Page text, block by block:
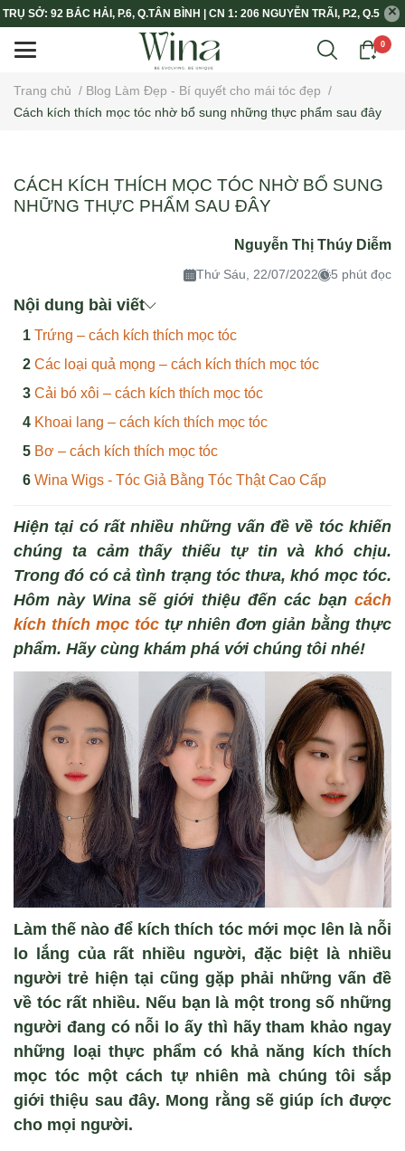
TRỤ SỞ: 92 BẮC HẢI, P.6, Q.TÂN BÌNH | CN 1: 206 NGUYỄN TRÃI, P.2, Q.5
0
Trang chủ / Blog Làm Đẹp - Bí quyết cho mái tóc đẹp /
Cách kích thích mọc tóc nhờ bổ sung những thực phẩm sau đây
CÁCH KÍCH THÍCH MỌC TÓC NHỜ BỔ SUNG
NHỮNG THỰC PHẨM SAU ĐÂY
Nguyễn Thị Thúy Diễm
Thứ Sáu, 22/07/2022 5 phút đọc
Nội dung bài viết
Trứng – cách kích thích mọc tóc
Các loại quả mọng – cách kích thích mọc tóc
Cải bó xôi – cách kích thích mọc tóc
Khoai lang – cách kích thích mọc tóc
Bơ – cách kích thích mọc tóc
Wina Wigs - Tóc Giả Bằng Tóc Thật Cao Cấp
Hiện tại có rất nhiều những vấn đề về tóc khiến
chúng ta cảm thấy thiếu tự tin và khó chịu.
Trong đó có cả tình trạng tóc thưa, khó mọc tóc.
Hôm này Wina sẽ giới thiệu đến các bạn cách
kích thích mọc tóc tự nhiên đơn giản bằng thực
phẩm. Hãy cùng khám phá với chúng tôi nhé!
Làm thế nào để kích thích tóc mới mọc lên là nỗi
lo lắng của rất nhiều người, đặc biệt là nhiều
người trẻ hiện tại cũng gặp phải những vấn đề
về tóc rất nhiều. Nếu bạn là một trong số những
người đang có nỗi lo ấy thì hãy tham khảo ngay
những loại thực phẩm có khả năng kích thích
mọc tóc một cách tự nhiên mà chúng tôi sắp
giới thiệu sau đây. Mong rằng sẽ giúp ích được
cho mọi người.